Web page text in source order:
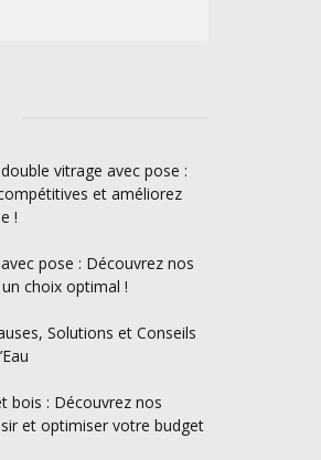
vitrage avec pose :
et améliorez
!
pose : Découvrez nos
choix optimal !
Solutions et Conseils
bois : Découvrez nos
et optimiser votre budget